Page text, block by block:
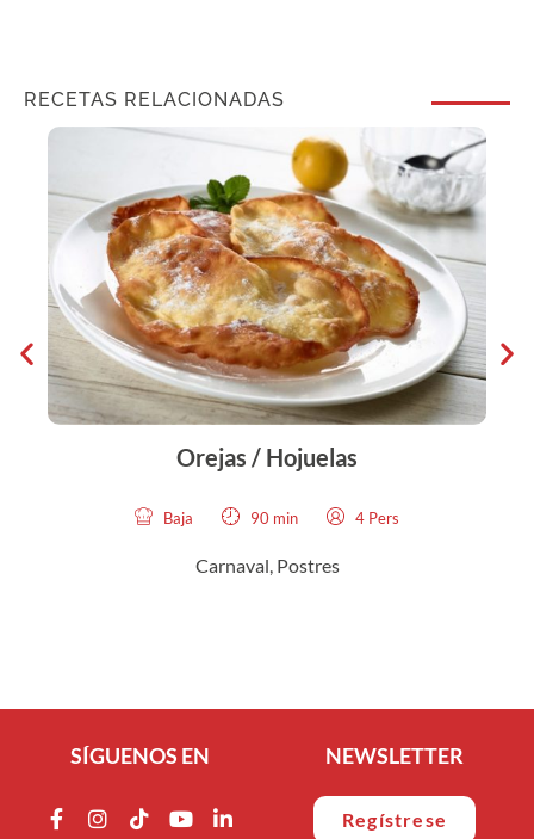
RECETAS RELACIONADAS
Orejas / Hojuelas
Baja 90 min 4 Pers
Carnaval, Postres
SÍGUENOS EN NEWSLETTER
Regístrese